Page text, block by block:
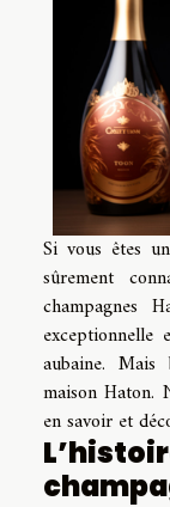
Si vous êtes
sûrement
champagnes
exceptionnelle
aubaine. Mais
maison
en savoir et